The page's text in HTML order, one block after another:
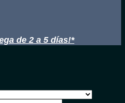
de 2 a 5 días!*